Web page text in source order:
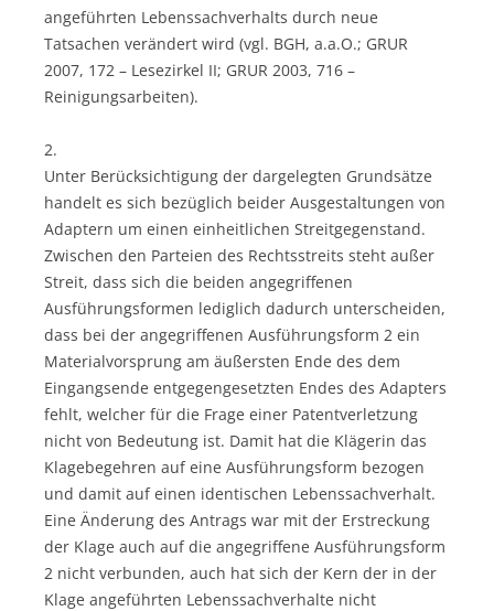
angeführten Lebenssachverhalts durch neue
Tatsachen verändert wird (vgl. BGH, a.a.O.; GRUR
2007, 172 – Lesezirkel II; GRUR 2003, 716 –
Reinigungsarbeiten).
2.
Unter Berücksichtigung der dargelegten Grundsätze
handelt es sich bezüglich beider Ausgestaltungen von
Adaptern um einen einheitlichen Streitgegenstand.
Zwischen den Parteien des Rechtsstreits steht außer
Streit, dass sich die beiden angegriffenen
Ausführungsformen lediglich dadurch unterscheiden,
dass bei der angegriffenen Ausführungsform 2 ein
Materialvorsprung am äußersten Ende des dem
Eingangsende entgegengesetzten Endes des Adapters
fehlt, welcher für die Frage einer Patentverletzung
nicht von Bedeutung ist. Damit hat die Klägerin das
Klagebegehren auf eine Ausführungsform bezogen
und damit auf einen identischen Lebenssachverhalt.
Eine Änderung des Antrags war mit der Erstreckung
der Klage auch auf die angegriffene Ausführungsform
2 nicht verbunden, auch hat sich der Kern der in der
Klage angeführten Lebenssachverhalte nicht